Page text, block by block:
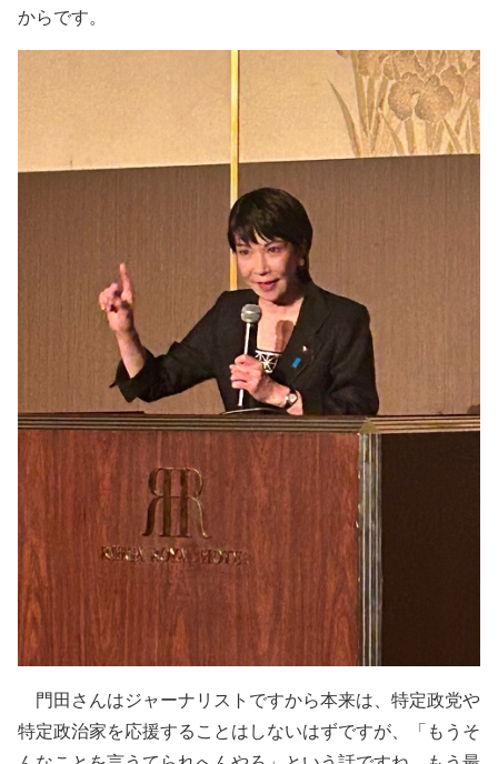
からです。
門田さんはジャーナリストですから本来は、特定政党や
特定政治家を応援することはしないはずですが、「もうそ